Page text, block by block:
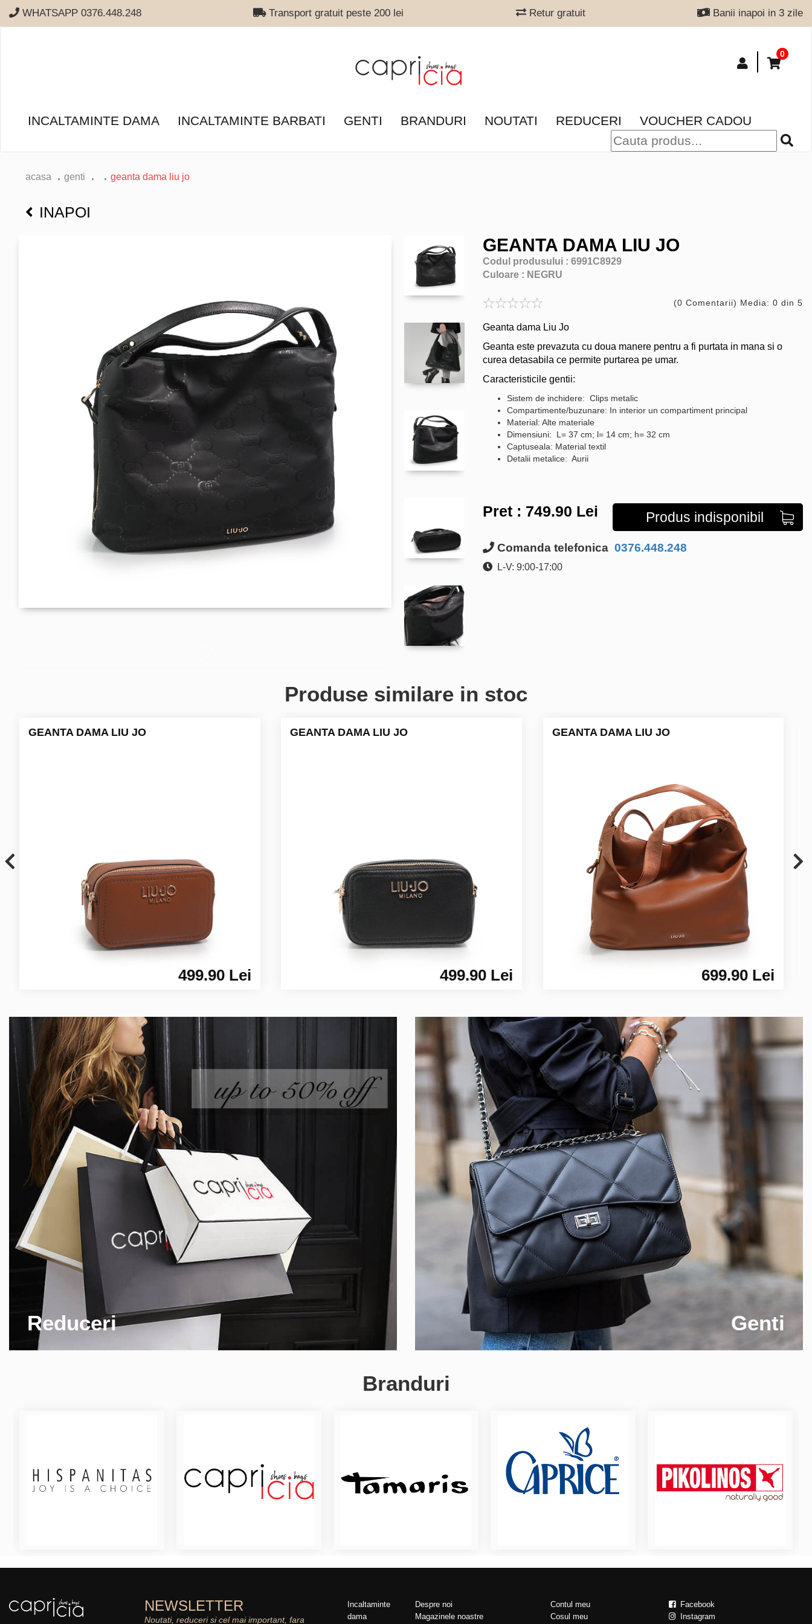
WHATSAPP 0376.448.248 Transport gratuit peste 200 lei Retur gratuit Banii inapoi in 3 zile
0
INCALTAMINTE DAMA INCALTAMINTE BARBATI GENTI BRANDURI NOUTATI REDUCERI VOUCHER CADOU
acasa genti geanta dama liu jo
INAPOI
GEANTA DAMA LIU JO
Codul produsului : 6991C8929
Culoare : NEGRU
(0 Comentarii) Media: 0 din 5
Geanta dama Liu Jo
Geanta este prevazuta cu doua manere pentru a fi purtata in mana si o
curea detasabila ce permite purtarea pe umar.
Caracteristicile gentii:
Sistem de inchidere: Clips metalic
Compartimente/buzunare: In interior un compartiment principal
Material: Alte materiale
Dimensiuni: L= 37 cm; l= 14 cm; h= 32 cm
Captuseala: Material textil
Detalii metalice: Aurii
Pret : 749.90 Lei Produs indisponibil
Comanda telefonica 0376.448.248
L-V: 9:00-17:00
Produse similare in stoc
GEANTA DAMA LIU JO
499.90 Lei
GEANTA DAMA LIU JO
499.90 Lei
GEANTA DAMA LIU JO
699.90 Lei
Reduceri Genti
Branduri
NEWSLETTER
Noutati, reduceri si cel mai important, fara
Incaltaminte
dama
Despre noi
Magazinele noastre
Contul meu
Cosul meu
Facebook
Instagram